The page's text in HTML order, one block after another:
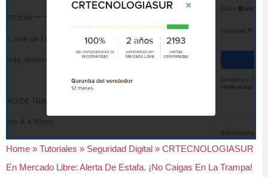
Home » Tutoriales » Seguridad Digital » CRTECNOLOGIASUR
En Mercado Libre: Alerta De Estafa. ¡No Caigas En La Trampa!